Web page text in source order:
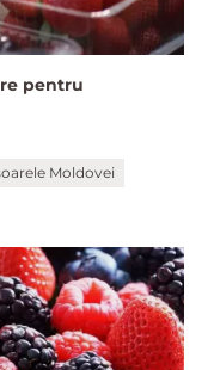
pentru
Moldovei